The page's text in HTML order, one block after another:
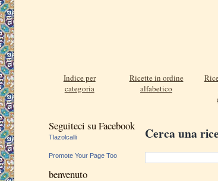
Indice per
categoria
Ricette in ordine
alfabetico
Seguiteci su Facebook
Tlazolcalli
Promote Your Page Too
benvenuto
Cerca una